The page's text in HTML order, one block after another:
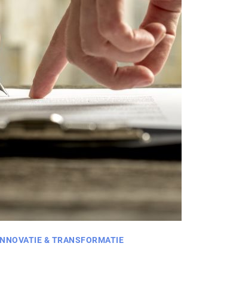
& TRANSFORMATIE